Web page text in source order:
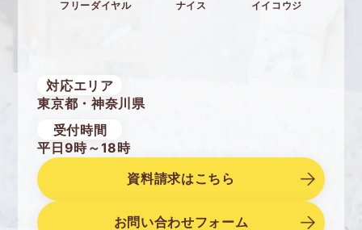
フリーダイヤル ナイス イイコウジ
対応エリア
東京都・神奈川県
受付時間
平日9時～18時
資料請求はこちら
お問い合わせフォーム